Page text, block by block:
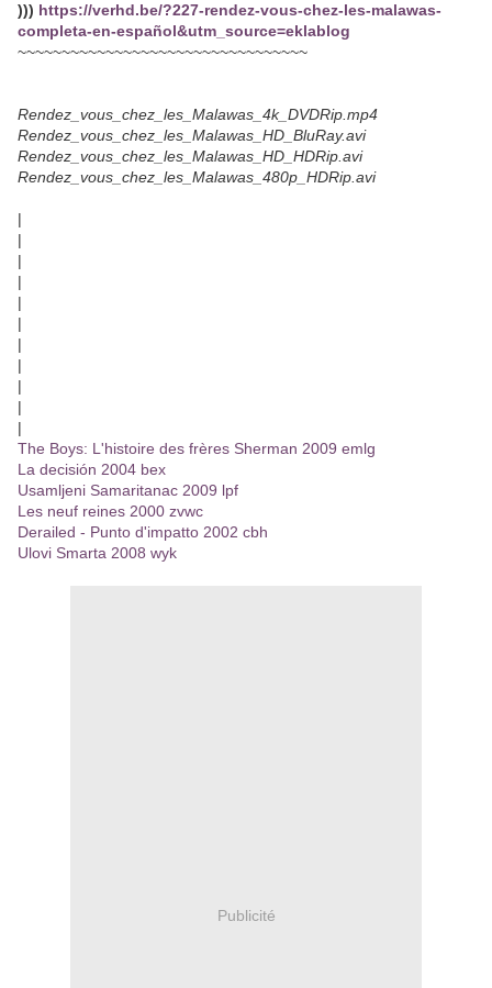
))) https://verhd.be/?227-rendez-vous-chez-les-malawas-
completa-en-español&utm_source=eklablog
~~~~~~~~~~~~~~~~~~~~~~~~~~~~~~~~~
Rendez_vous_chez_les_Malawas_4k_DVDRip.mp4
Rendez_vous_chez_les_Malawas_HD_BluRay.avi
Rendez_vous_chez_les_Malawas_HD_HDRip.avi
Rendez_vous_chez_les_Malawas_480p_HDRip.avi
|
|
|
|
|
|
|
|
|
|
|
The Boys: L'histoire des frères Sherman 2009 emlg
La decisión 2004 bex
Usamljeni Samaritanac 2009 lpf
Les neuf reines 2000 zvwc
Derailed - Punto d'impatto 2002 cbh
Ulovi Smarta 2008 wyk
Publicité